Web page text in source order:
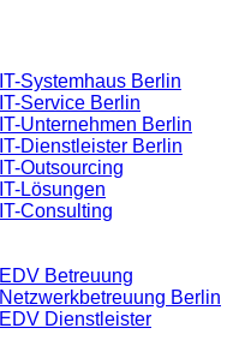
IT-Systemhaus Berlin
IT-Service Berlin
IT-Unternehmen Berlin
IT-Dienstleister Berlin
IT-Outsourcing
IT-Lösungen
IT-Consulting
EDV Betreuung
Netzwerkbetreuung Berlin
EDV Dienstleister